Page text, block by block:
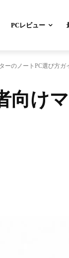
PCレビュー
ーのノートPC選び方ガ
向け